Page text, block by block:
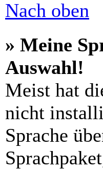
Nach oben
» Meine
Auswahl!
Meist hat
nicht
Sprache